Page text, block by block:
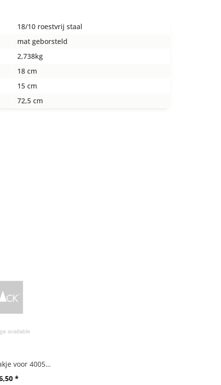
18/10 roestvrij staal
mat geborsteld
2,738kg
18 cm
15 cm
72,5 cm
Kunststof bakje voor 40055/185/191/255/382/856
*